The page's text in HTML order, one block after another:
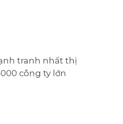
tranh nhất thị
công ty lớn